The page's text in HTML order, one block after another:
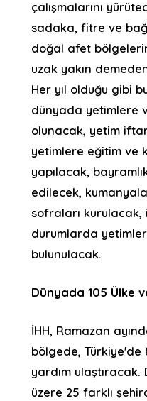
çalışmalarını
sadaka, fitre ve
doğal afet
uzak yakın
Her yıl olduğu gibi
dünyada yetimlere
olunacak, yetim
yetimlere eğitim ve
yapılacak,
edilecek,
sofraları
durumlarda
bulunulacak.
Dünyada 105 Ülke
İHH, Ramazan
bölgede, Türkiye'de
yardım ulaştıracak.
üzere 25 farklı